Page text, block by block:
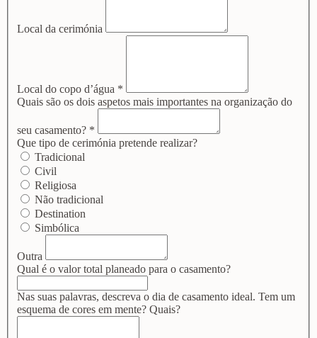
Local da cerimónia
Local do copo d’água *
Quais são os dois aspetos mais importantes na organização do
seu casamento? *
Que tipo de cerimónia pretende realizar?
Tradicional
Civil
Religiosa
Não tradicional
Destination
Simbólica
Outra
Qual é o valor total planeado para o casamento?
Nas suas palavras, descreva o dia de casamento ideal. Tem um
esquema de cores em mente? Quais?